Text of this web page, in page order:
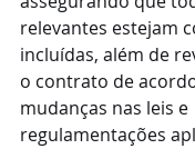
relevantes estejam
incluídas, além de
o contrato de
mudanças nas leis e
regulamentações